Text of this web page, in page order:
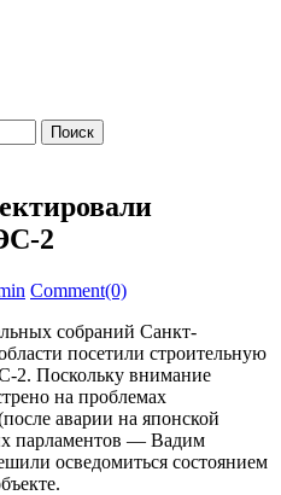
2
Comment(0)
собраний Санкт-
посетили строительную
2. Поскольку внимание
на проблемах
аварии на японской
парламентов — Вадим
осведомиться состоянием